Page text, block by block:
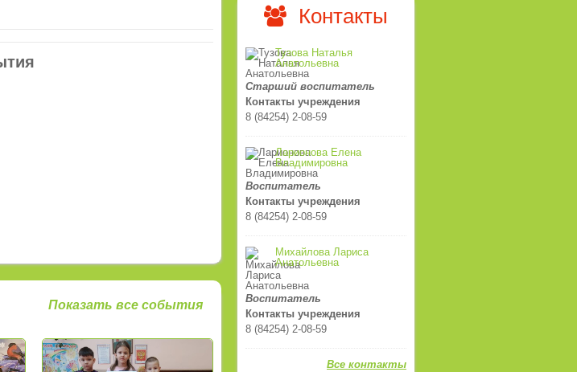
Показать все события
Контакты
Тузова Наталья
Анатольевна
Старший воспитатель
Контакты учреждения
8 (84254) 2-08-59
Ларионова Елена
Владимировна
Воспитатель
Контакты учреждения
8 (84254) 2-08-59
Михайлова Лариса
Анатольевна
Воспитатель
Контакты учреждения
8 (84254) 2-08-59
Все контакты